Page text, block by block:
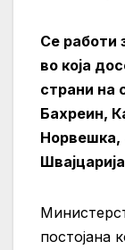
Се работи
во која
страни на
Бахреин,
Норвешка,
постојана